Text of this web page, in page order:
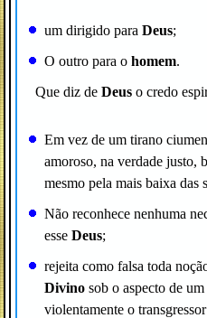
um dirigido para Deus;
O outro para o homem.
Que diz de Deus o credo
Em vez de um tirano
amoroso, na verdade justo,
mesmo pela mais baixa das
Não reconhece nenhuma
esse Deus;
rejeita como falsa toda
Divino sob o aspecto de
violentamente o